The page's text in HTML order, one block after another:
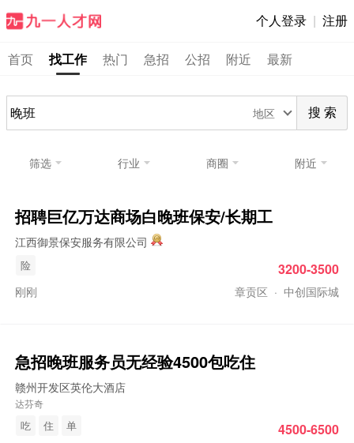
个人登录 | 注册
首页 找工作 热门 急招 公招 附近 最新
地区 搜 索
筛选 行业 商圈 附近
招聘巨亿万达商场白晚班保安/长期工
江西御景保安服务有限公司
险
刚刚 章贡区 · 中创国际城
3200-3500
急招晚班服务员无经验4500包吃住
赣州开发区英伦大酒店
达芬奇
吃 住 单 4500-6500